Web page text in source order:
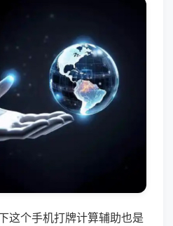
这个手机打牌计算辅助也是